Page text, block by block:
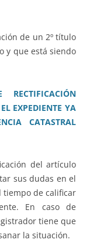
de un 2º título
y que está siendo
EXPEDIENTE YA
CATASTRAL
del artículo
sus dudas en el
tiempo de calificar
En caso de
tiene que
la situación.